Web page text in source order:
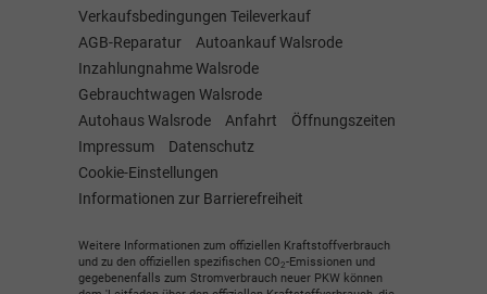
Verkaufsbedingungen Teileverkauf
AGB-Reparatur
Autoankauf Walsrode
Inzahlungnahme Walsrode
Gebrauchtwagen Walsrode
Autohaus Walsrode
Anfahrt
Öffnungszeiten
Impressum
Datenschutz
Cookie-Einstellungen
Informationen zur Barrierefreiheit
Weitere Informationen zum offiziellen Kraftstoffverbrauch
und zu den offiziellen spezifischen CO2-Emissionen und
gegebenenfalls zum Stromverbrauch neuer PKW können